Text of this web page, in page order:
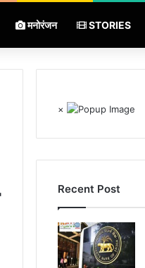
मनोरंजन STORIES
×
Recent Post